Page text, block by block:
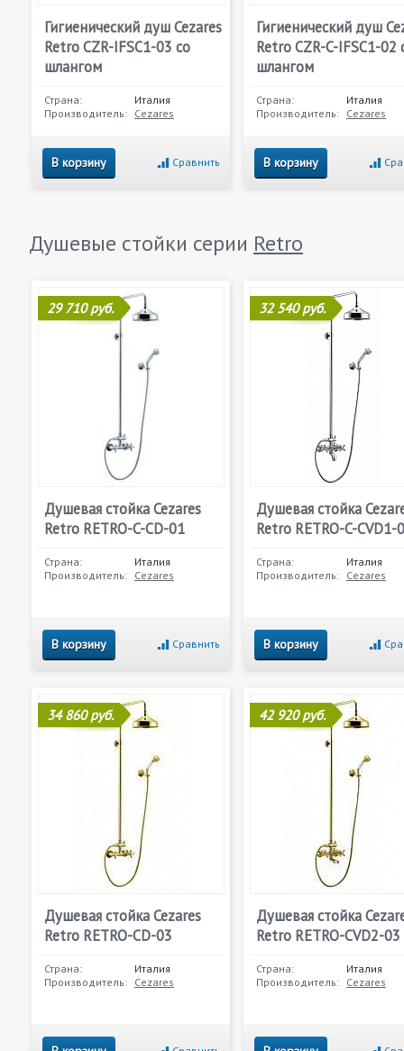
Гигиенический душ Cezares
Retro CZR-IFSC1-03 со
шлангом
Страна:
Италия
Производитель: Cezares
В корзину Сравнить
Гигиенический душ
Retro CZR-C-IFSC1-02
шлангом
Страна:
Италия
Производитель: Cezares
В корзину
Душевые стойки серии Retro
29 710 руб.
Душевая стойка Cezares
Retro RETRO-C-CD-01
Страна:
Италия
Производитель: Cezares
В корзину Сравнить
32 540 руб.
Душевая стойка
Retro RETRO-C-CVD1-
Страна:
Италия
Производитель: Cezares
В корзину
34 860 руб.
Душевая стойка Cezares
Retro RETRO-CD-03
Страна:
Италия
Производитель: Cezares
42 920 руб.
Душевая стойка
Retro RETRO-CVD2-03
Страна:
Италия
Производитель: Cezares